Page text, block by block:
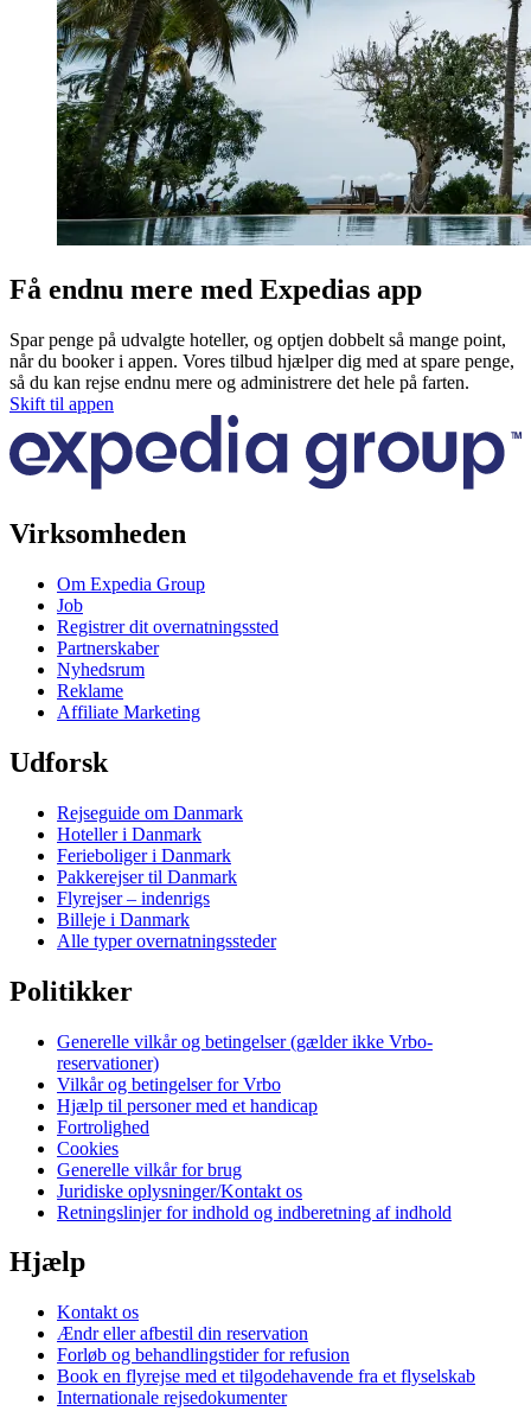
Få endnu mere med Expedias app
Spar penge på udvalgte hoteller, og optjen dobbelt så mange point,
når du booker i appen. Vores tilbud hjælper dig med at spare penge,
så du kan rejse endnu mere og administrere det hele på farten.
Skift til appen
Virksomheden
Om Expedia Group
Job
Registrer dit overnatningssted
Partnerskaber
Nyhedsrum
Reklame
Affiliate Marketing
Udforsk
Rejseguide om Danmark
Hoteller i Danmark
Ferieboliger i Danmark
Pakkerejser til Danmark
Flyrejser – indenrigs
Billeje i Danmark
Alle typer overnatningssteder
Politikker
Generelle vilkår og betingelser (gælder ikke Vrbo-
reservationer)
Vilkår og betingelser for Vrbo
Hjælp til personer med et handicap
Fortrolighed
Cookies
Generelle vilkår for brug
Juridiske oplysninger/Kontakt os
Retningslinjer for indhold og indberetning af indhold
Hjælp
Kontakt os
Ændr eller afbestil din reservation
Forløb og behandlingstider for refusion
Book en flyrejse med et tilgodehavende fra et flyselskab
Internationale rejsedokumenter